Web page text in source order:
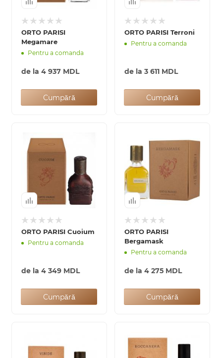
ORTO PARISI
Megamare
Pentru a comanda
de la 4 937 MDL
Cumpără
ORTO PARISI Terroni
Pentru a comanda
de la 3 611 MDL
Cumpără
ORTO PARISI Cuoium
Pentru a comanda
de la 4 349 MDL
Cumpără
ORTO PARISI
Bergamask
Pentru a comanda
de la 4 275 MDL
Cumpără